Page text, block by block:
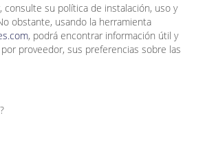
consulte su política de instalación, uso y
obstante, usando la herramienta
, podrá encontrar información útil y
proveedor, sus preferencias sobre las